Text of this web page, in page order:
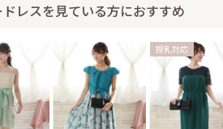
レスを見ている方におすすめ
授乳対応